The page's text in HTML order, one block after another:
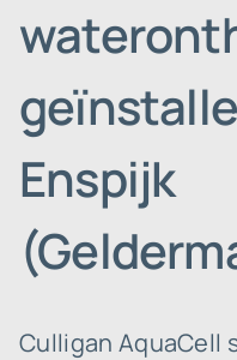
Enspijk
Culligan AquaCell